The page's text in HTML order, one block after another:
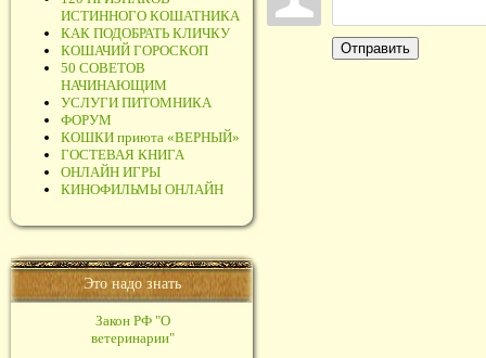
ИСТИННОГО КОШАТНИКА
КАК ПОДОБРАТЬ КЛИЧКУ
КОШАЧИЙ ГОРОСКОП
50 СОВЕТОВ
НАЧИНАЮЩИМ
УСЛУГИ ПИТОМНИКА
ФОРУМ
КОШКИ приюта «ВЕРНЫЙ»
ГОСТЕВАЯ КНИГА
ОНЛАЙН ИГРЫ
КИНОФИЛЬМЫ ОНЛАЙН
Это надо знать
Закон РФ "О
ветеринарии"
Отправить